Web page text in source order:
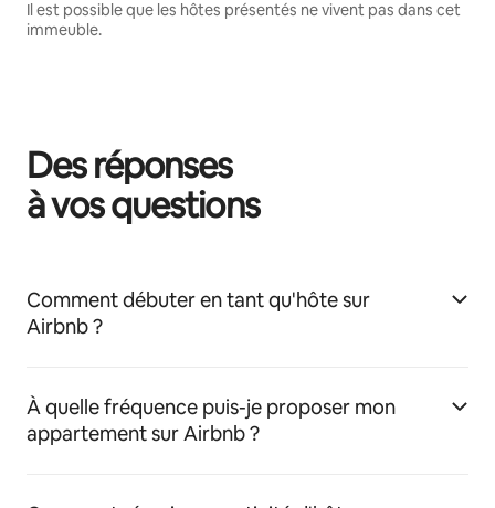
Il est possible que les hôtes présentés ne vivent pas dans cet
immeuble.
Des réponses
à vos questions
Comment débuter en tant qu'hôte sur
Airbnb ?
À quelle fréquence puis-je proposer mon
appartement sur Airbnb ?